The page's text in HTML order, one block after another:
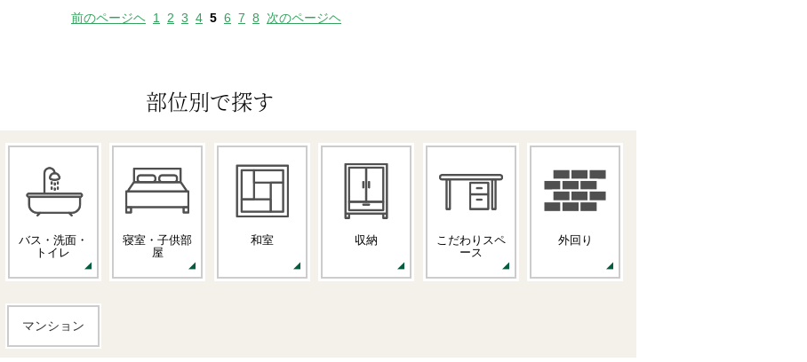
部位別で探す
バス・洗面・
トイレ
寝室・子供部
屋
和室 収納
こだわりスペ
ース
外回り
マンション
前のページヘ 1 2 3 4 5 6 7 8 次のページヘ